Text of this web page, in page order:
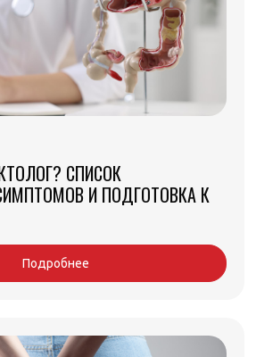
СПИСОК
И ПОДГОТОВКА К
Подробнее